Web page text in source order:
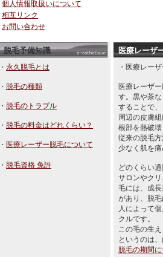
個人情報取扱いについて
相互リンク
お問い合わせ
脱毛予備知識
・ 永久脱毛とは
・ 脱毛の種類
・ 脱毛のトラブル
・ 脱毛の料金はどれくらい？
・ 医療レーザー脱毛について
・ 脱毛資格 免許
医療レーザ
・医療レー
医療レーザ
す。黒や茶
することで、
周辺の皮膚
根部を熱破壊
従来の脱毛
少なく肌を痛
どのくらい
サロンやク
毛には、成
があり、脱毛
人によって
クルです。
この毛の生
というのは
脱毛の期間